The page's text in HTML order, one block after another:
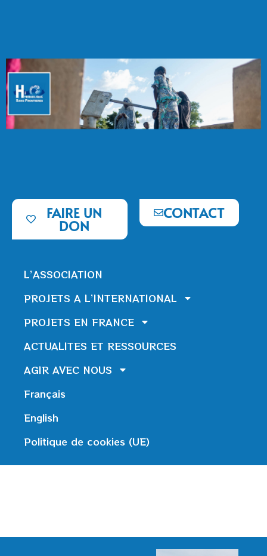
FAIRE UN
DON
CONTACT
L’ASSOCIATION
PROJETS A L’INTERNATIONAL
PROJETS EN FRANCE
ACTUALITES ET RESSOURCES
AGIR AVEC NOUS
Français
English
Politique de cookies (UE)